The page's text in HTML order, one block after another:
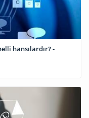
hansılardır? -